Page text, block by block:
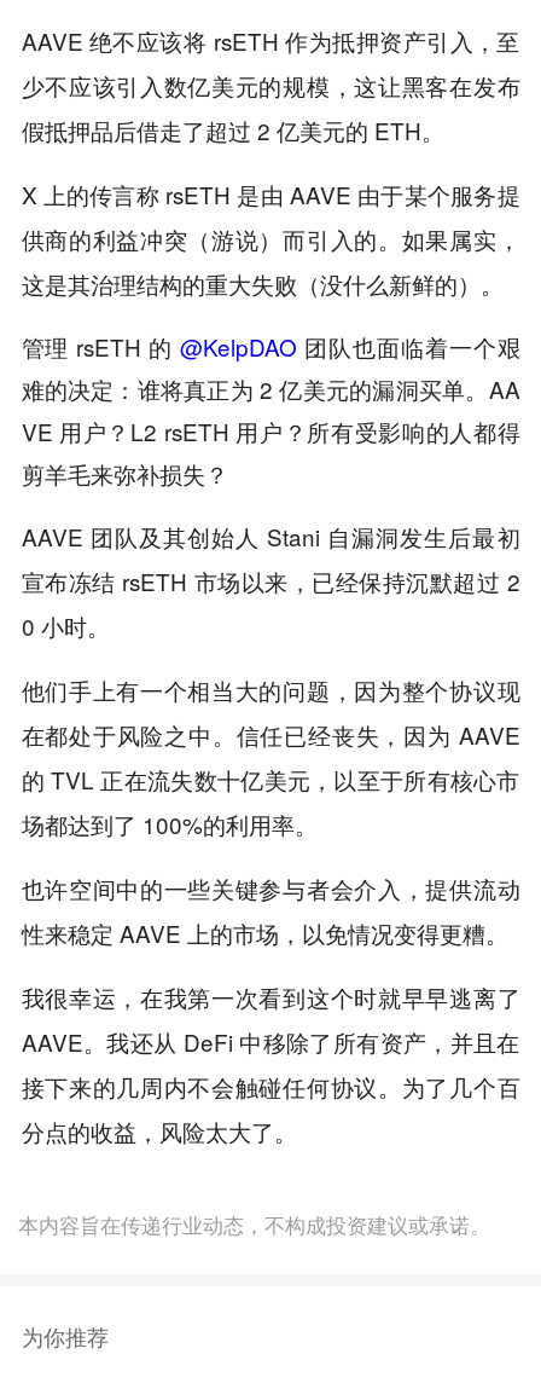
AAVE 绝不应该将 rsETH 作为抵押资产引入，至
少不应该引入数亿美元的规模，这让黑客在发布
假抵押品后借走了超过 2 亿美元的 ETH。
X 上的传言称 rsETH 是由 AAVE 由于某个服务提
供商的利益冲突（游说）而引入的。如果属实，
这是其治理结构的重大失败（没什么新鲜的）。
管理 rsETH 的@KelpDAO 团队也面临着一个艰
难的决定：谁将真正为 2 亿美元的漏洞买单。AA
VE 用户？L2 rsETH 用户？所有受影响的人都得
剪羊毛来弥补损失？
AAVE 团队及其创始人 Stani 自漏洞发生后最初
宣布冻结 rsETH 市场以来，已经保持沉默超过 2
0 小时。
他们手上有一个相当大的问题，因为整个协议现
在都处于风险之中。信任已经丧失，因为 AAVE
的 TVL 正在流失数十亿美元，以至于所有核心市
场都达到了 100%的利用率。
也许空间中的一些关键参与者会介入，提供流动
性来稳定 AAVE 上的市场，以免情况变得更糟。
我很幸运，在我第一次看到这个时就早早逃离了
AAVE。我还从 DeFi 中移除了所有资产，并且在
接下来的几周内不会触碰任何协议。为了几个百
分点的收益，风险太大了。
本内容旨在传递行业动态，不构成投资建议或承诺。
为你推荐